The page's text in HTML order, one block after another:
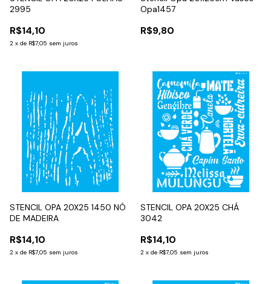
2995
R$14,10
2 x de R$7,05 sem juros
Opa1457
R$9,80
STENCIL OPA 20X25 1450 NÓ
DE MADEIRA
R$14,10
2 x de R$7,05 sem juros
STENCIL OPA 20X25 CHÁ
3042
R$14,10
2 x de R$7,05 sem juros